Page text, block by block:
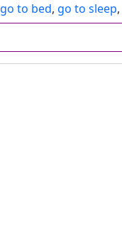
go to bed, go to sleep,